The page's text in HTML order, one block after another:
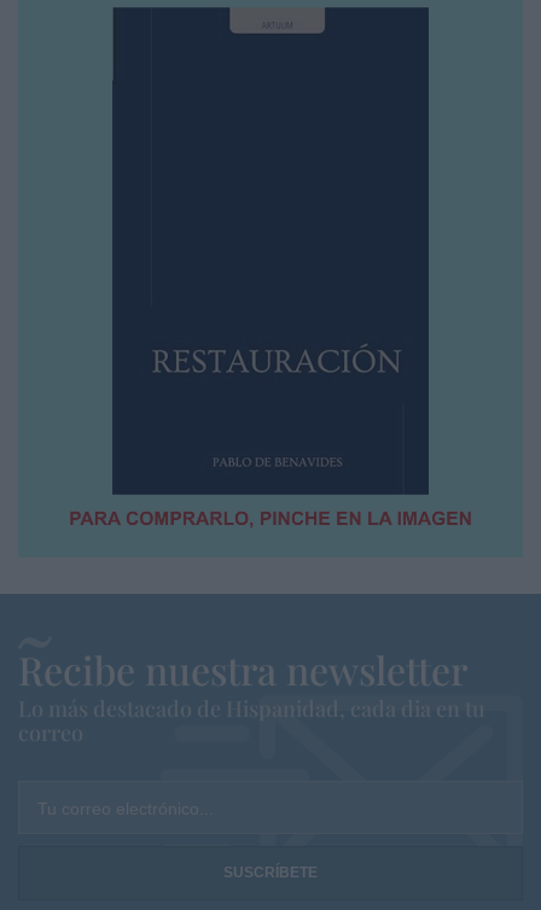
Recibe nuestra newsletter
Lo más destacado de Hispanidad, cada dia en tu
correo
Tu correo electrónico...